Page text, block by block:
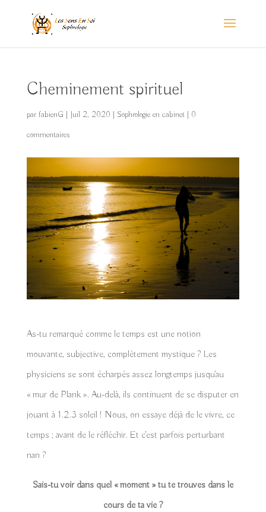
Cheminement spirituel
par fabienG | Juil 2, 2020 | Sophrologie en cabinet| 0
commentaires
As-tu remarqué comme le temps est une notion
mouvante, subjective, complètement mystique ? Les
physiciens se sont écharpés assez longtemps jusqu’au
« mur de Plank ». Au-delà, ils continuent de se disputer en
jouant à 1.2.3 soleil ! Nous, on essaye déjà de le vivre, ce
temps ; avant de le réfléchir. Et c’est parfois perturbant
nan ?
Sais-tu voir dans quel « moment » tu te trouves dans le
cours de ta vie ?